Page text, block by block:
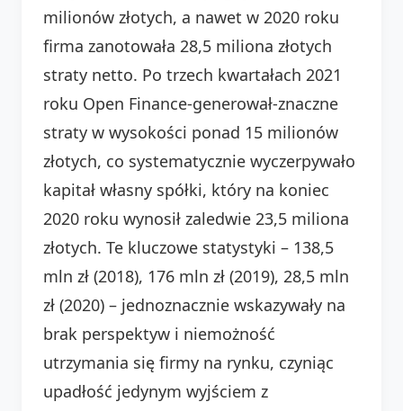
milionów złotych, a nawet w 2020 roku
firma zanotowała 28,5 miliona złotych
straty netto. Po trzech kwartałach 2021
roku Open Finance-generował-znaczne
straty w wysokości ponad 15 milionów
złotych, co systematycznie wyczerpywało
kapitał własny spółki, który na koniec
2020 roku wynosił zaledwie 23,5 miliona
złotych. Te kluczowe statystyki – 138,5
mln zł (2018), 176 mln zł (2019), 28,5 mln
zł (2020) – jednoznacznie wskazywały na
brak perspektyw i niemożność
utrzymania się firmy na rynku, czyniąc
upadłość jedynym wyjściem z